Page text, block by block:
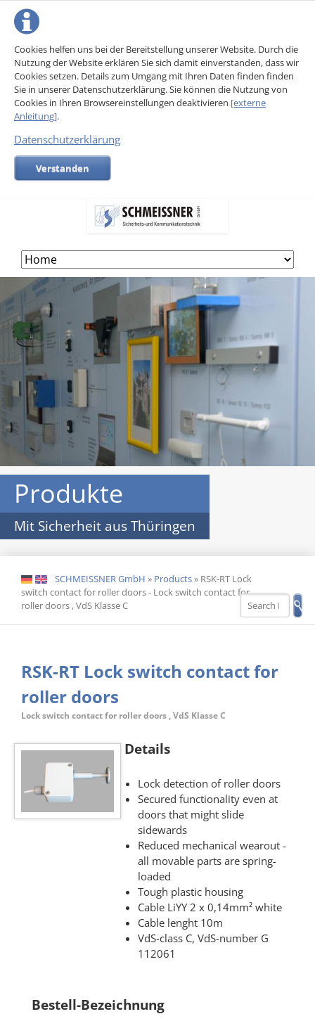
Cookies helfen uns bei der Bereitstellung unserer Website. Durch die
Nutzung der Website erklären Sie sich damit einverstanden, dass wir
Cookies setzen. Details zum Umgang mit Ihren Daten finden finden
Sie in unserer Datenschutzerklärung. Sie können die Nutzung von
Cookies in Ihren Browsereinstellungen deaktivieren [externe
Anleitung].
Datenschutzerklärung
Verstanden
navigation
Produkte
Mit Sicherheit aus Thüringen
DE EN SCHMEISSNER GmbH » Products» RSK-RT Lock
switch contact for roller doors - Lock switch contact for
roller doors , VdS Klasse C
RSK-RT Lock switch contact for
roller doors
Lock switch contact for roller doors , VdS Klasse C
Details
Lock detection of roller doors
Secured functionality even at
doors that might slide
sidewards
Reduced mechanical wearout -
all movable parts are spring-
loaded
Tough plastic housing
Cable LiYY 2 x 0,14mm² white
Cable lenght 10m
VdS-class C, VdS-number G
112061
Bestell-Bezeichnung